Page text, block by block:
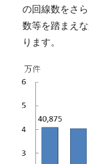
の回線数をさ
数等を踏まえ
ります。